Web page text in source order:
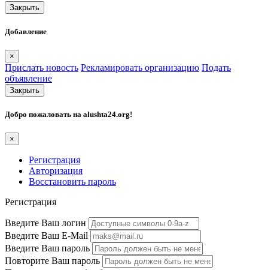
Закрыть
Добавление
×
Прислать новость Рекламировать организацию Подать
объявление
Закрыть
Добро пожаловать на alushta24.org!
×
Регистрация
Авторизация
Восстановить пароль
Регистрация
Введите Ваш логин
Введите Ваш E-Mail
Введите Ваш пароль
Повторите Ваш пароль